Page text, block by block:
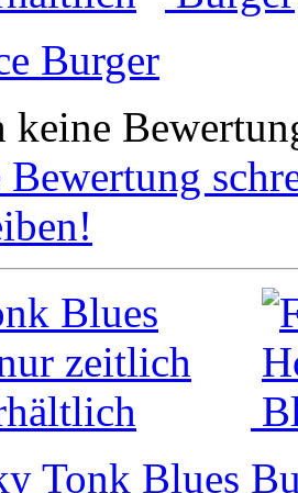
Burger
keine
Bewertung
Tonk Blues